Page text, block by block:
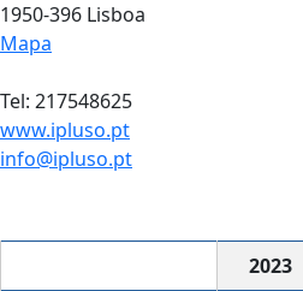
1950-396 Lisboa
Mapa
Tel: 217548625
www.ipluso.pt
info@ipluso.pt
2023